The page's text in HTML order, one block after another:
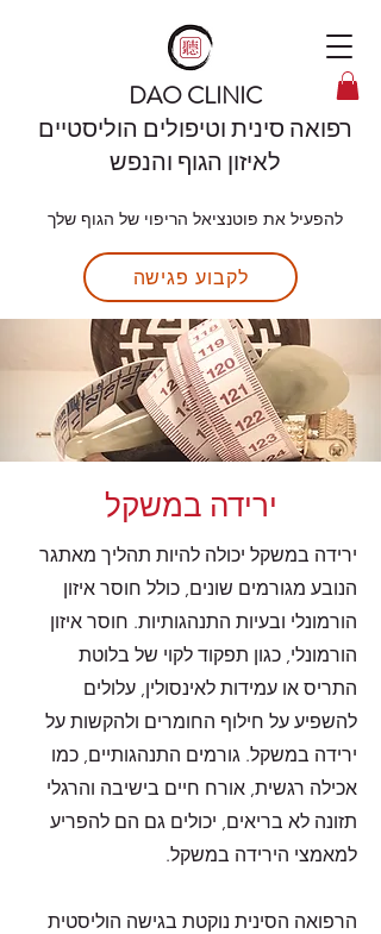
DAO CLINIC
רפואה סינית וטיפולים הוליסטיים
לאיזון הגוף והנפש
להפעיל את פוטנציאל הריפוי של הגוף שלך
לקבוע פגישה
ירידה במשקל
ירידה במשקל יכולה להיות תהליך מאתגר
הנובע מגורמים שונים, כולל חוסר איזון
הורמונלי ובעיות התנהגותיות. חוסר איזון
הורמונלי, כגון תפקוד לקוי של בלוטת
התריס או עמידות לאינסולין, עלולים
להשפיע על חילוף החומרים ולהקשות על
ירידה במשקל. גורמים התנהגותיים, כמו
אכילה רגשית, אורח חיים בישיבה והרגלי
תזונה לא בריאים, יכולים גם הם להפריע
למאמצי הירידה במשקל.
הרפואה הסינית נוקטת בגישה הוליסטית